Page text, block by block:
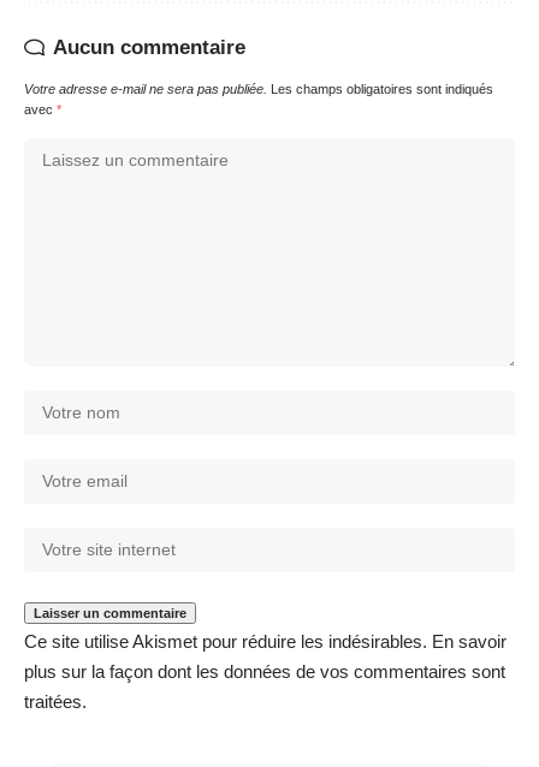
Aucun commentaire
Votre adresse e-mail ne sera pas publiée. Les champs obligatoires sont indiqués
avec *
Ce site utilise Akismet pour réduire les indésirables. En savoir
plus sur la façon dont les données de vos commentaires sont
traitées.